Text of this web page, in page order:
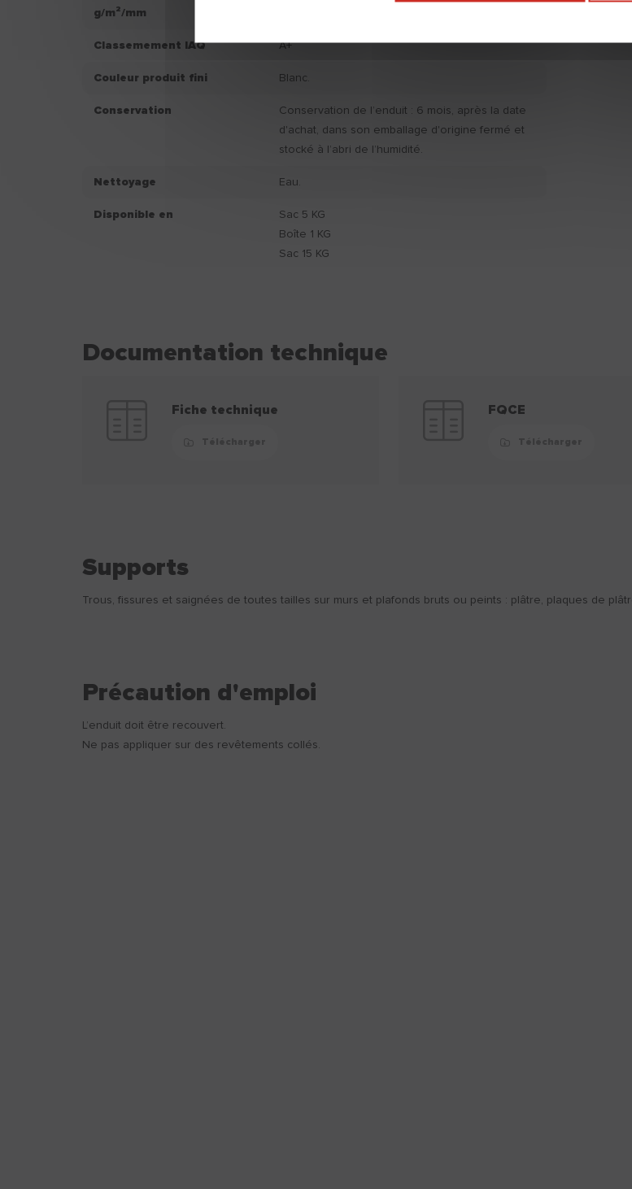
g/m²/mm
Classemement IAQ A+
Couleur produit fini Blanc.
Conservation
Conservation de l’enduit : 6 mois, après la date
d'achat, dans son emballage d'origine fermé et
stocké à l’abri de l’humidité.
Nettoyage Eau.
Disponible en
Sac 5 KG
Boîte 1 KG
Sac 15 KG
Documentation technique
Fiche technique FQCE
Supports
Trous, fissures et saignées de toutes tailles sur murs et plafonds bruts ou peints : plâtre, plaques de
Précaution d'emploi
L’enduit doit être recouvert.
Ne pas appliquer sur des revêtements collés.